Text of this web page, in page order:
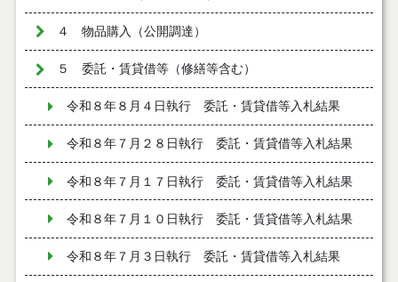
４ 物品購入（公開調達）
５ 委託・賃貸借等（修繕等含む）
令和８年８月４日執行 委託・賃貸借等入札結果
令和８年７月２８日執行 委託・賃貸借等入札結果
令和８年７月１７日執行 委託・賃貸借等入札結果
令和８年７月１０日執行 委託・賃貸借等入札結果
令和８年７月３日執行 委託・賃貸借等入札結果